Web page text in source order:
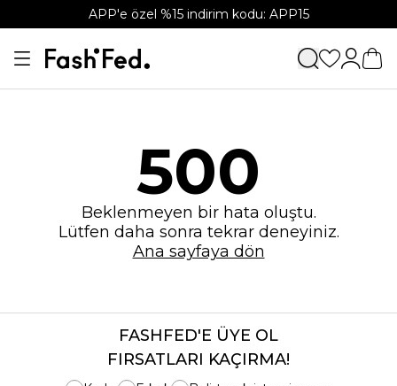
APP'e özel %15 indirim kodu: APP15
500
Beklenmeyen bir hata oluştu.
Lütfen daha sonra tekrar deneyiniz.
Ana sayfaya dön
FASHFED'E ÜYE OL
FIRSATLARI KAÇIRMA!